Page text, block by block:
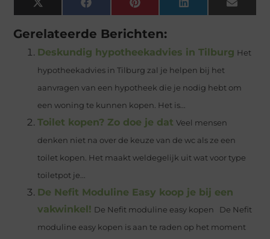
X
(Twitter)
FacebookPinterestLinkedIn Email
Gerelateerde Berichten:
Deskundig hypotheekadvies in Tilburg Het
hypotheekadvies in Tilburg zal je helpen bij het
aanvragen van een hypotheek die je nodig hebt om
een woning te kunnen kopen. Het is...
Toilet kopen? Zo doe je dat Veel mensen
denken niet na over de keuze van de wc als ze een
toilet kopen. Het maakt weldegelijk uit wat voor type
toiletpot je...
De Nefit Moduline Easy koop je bij een
vakwinkel! De Nefit moduline easy kopen De Nefit
moduline easy kopen is aan te raden op het moment